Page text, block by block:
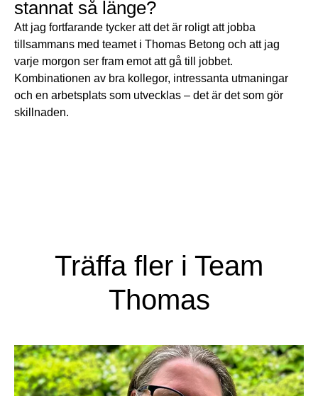
stannat så länge?
Att jag fortfarande tycker att det är roligt att jobba
tillsammans med teamet i Thomas Betong och att jag
varje morgon ser fram emot att gå till jobbet.
Kombinationen av bra kollegor, intressanta utmaningar
och en arbetsplats som utvecklas – det är det som gör
skillnaden.
Träffa fler i Team
Thomas